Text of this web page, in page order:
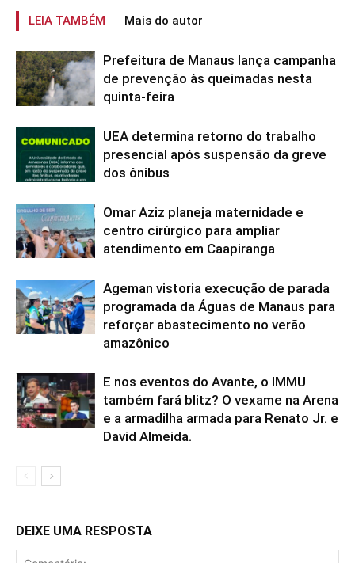
LEIA TAMBÉM Mais do autor
Prefeitura de Manaus lança campanha
de prevenção às queimadas nesta
quinta-feira
UEA determina retorno do trabalho
presencial após suspensão da greve
dos ônibus
Omar Aziz planeja maternidade e
centro cirúrgico para ampliar
atendimento em Caapiranga
Ageman vistoria execução de parada
programada da Águas de Manaus para
reforçar abastecimento no verão
amazônico
E nos eventos do Avante, o IMMU
também fará blitz? O vexame na Arena
e a armadilha armada para Renato Jr. e
David Almeida.
DEIXE UMA RESPOSTA